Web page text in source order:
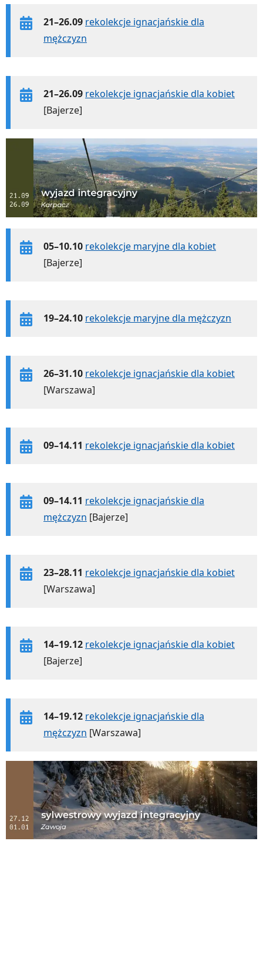
21–26.09 rekolekcje ignacjańskie dla
mężczyzn
21–26.09 rekolekcje ignacjańskie dla kobiet
[Bajerze]
05–10.10 rekolekcje maryjne dla kobiet
[Bajerze]
19–24.10 rekolekcje maryjne dla mężczyzn
26–31.10 rekolekcje ignacjańskie dla kobiet
[Warszawa]
09–14.11 rekolekcje ignacjańskie dla kobiet
09–14.11 rekolekcje ignacjańskie dla
mężczyzn [Bajerze]
23–28.11 rekolekcje ignacjańskie dla kobiet
[Warszawa]
14–19.12 rekolekcje ignacjańskie dla kobiet
[Bajerze]
14–19.12 rekolekcje ignacjańskie dla
mężczyzn [Warszawa]